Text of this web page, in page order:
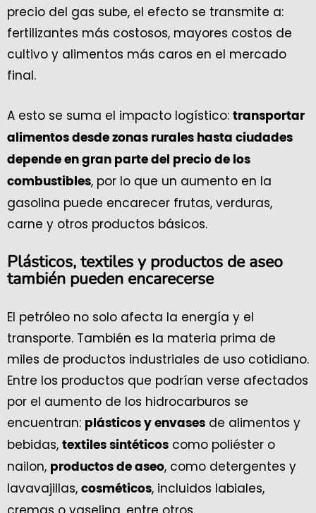
precio del gas sube, el efecto se transmite a:
fertilizantes más costosos, mayores costos de
cultivo y alimentos más caros en el mercado
final.
A esto se suma el impacto logístico: transportar
alimentos desde zonas rurales hasta ciudades
depende en gran parte del precio de los
combustibles, por lo que un aumento en la
gasolina puede encarecer frutas, verduras,
carne y otros productos básicos.
Plásticos, textiles y productos de aseo
también pueden encarecerse
El petróleo no solo afecta la energía y el
transporte. También es la materia prima de
miles de productos industriales de uso cotidiano.
Entre los productos que podrían verse afectados
por el aumento de los hidrocarburos se
encuentran: plásticos y envases de alimentos y
bebidas, textiles sintéticos como poliéster o
nailon, productos de aseo, como detergentes y
lavavajillas, cosméticos, incluidos labiales,